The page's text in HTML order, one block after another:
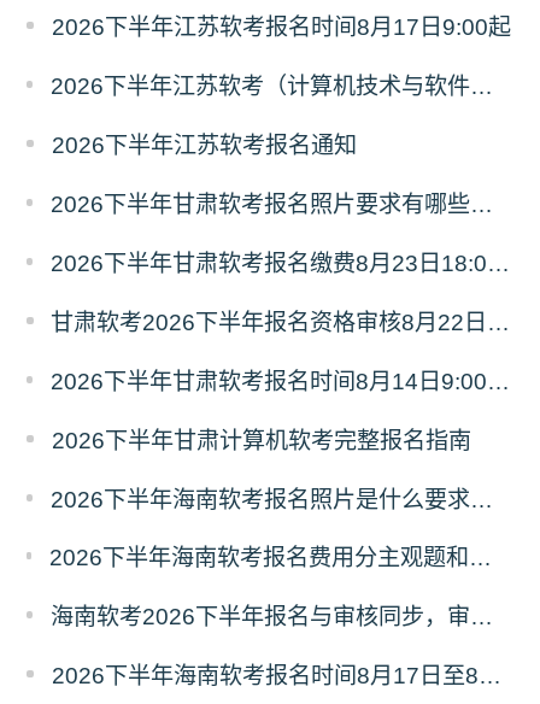
2026下半年江苏软考报名时间8月17日9:00起
2026下半年江苏软考（计算机技术与软件资格考试）报考全指南
2026下半年江苏软考报名通知
2026下半年甘肃软考报名照片要求有哪些？尺寸多少？
2026下半年甘肃软考报名缴费8月23日18:00截止，每人每科68元
甘肃软考2026下半年报名资格审核8月22日18:00截止
2026下半年甘肃软考报名时间8月14日9:00至21日18:00
2026下半年甘肃计算机软考完整报名指南
2026下半年海南软考报名照片是什么要求？尺寸多少？
2026下半年海南软考报名费用分主观题和客观题，缴费时间8月17日至 8月27日
海南软考2026下半年报名与审核同步，审核通过即可缴费
2026下半年海南软考报名时间8月17日至8月26日